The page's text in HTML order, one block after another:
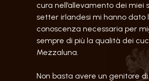
cura nell’allevamento dei miei
setter irlandesi mi hanno dato
conoscenza necessaria per
sempre di più la qualità dei
Mezzaluna.
Non basta avere un genitore